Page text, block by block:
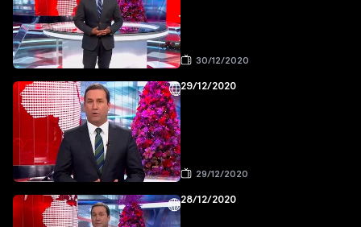
30/12/2020
29/12/2020
29/12/2020
28/12/2020